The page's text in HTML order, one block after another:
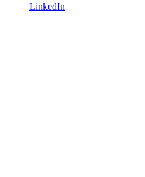
LinkedIn